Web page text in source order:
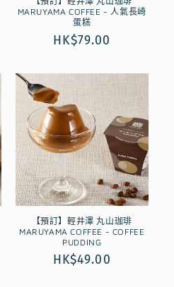
MARUYAMA COFFEE - 人氣長崎
蛋糕
定
HK$79.00
【預訂】輕井澤 丸山珈琲
MARUYAMA COFFEE - COFFEE
PUDDING
定
HK$49.00